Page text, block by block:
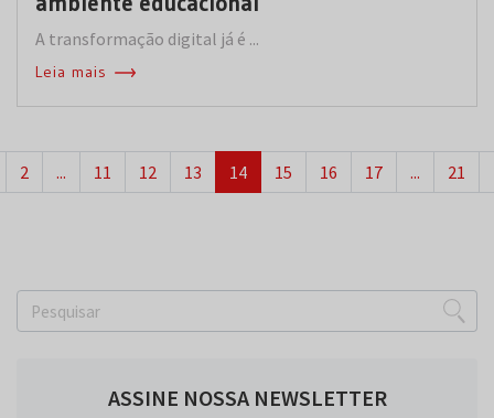
A transformação digital já é ...
Leia mais
2 ... 11 12 13 14 15 16 17 ... 21
ASSINE NOSSA NEWSLETTER